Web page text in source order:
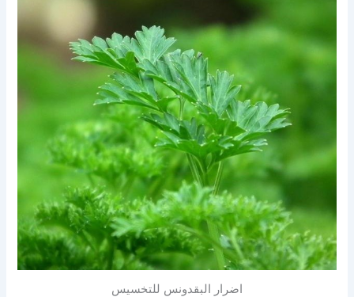
اضرار البقدونس للتخسيس